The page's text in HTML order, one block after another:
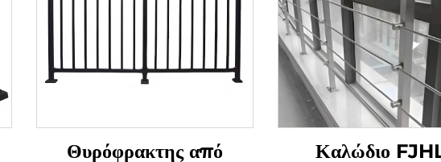
Θυρόφρακτης από
Καλώδιο